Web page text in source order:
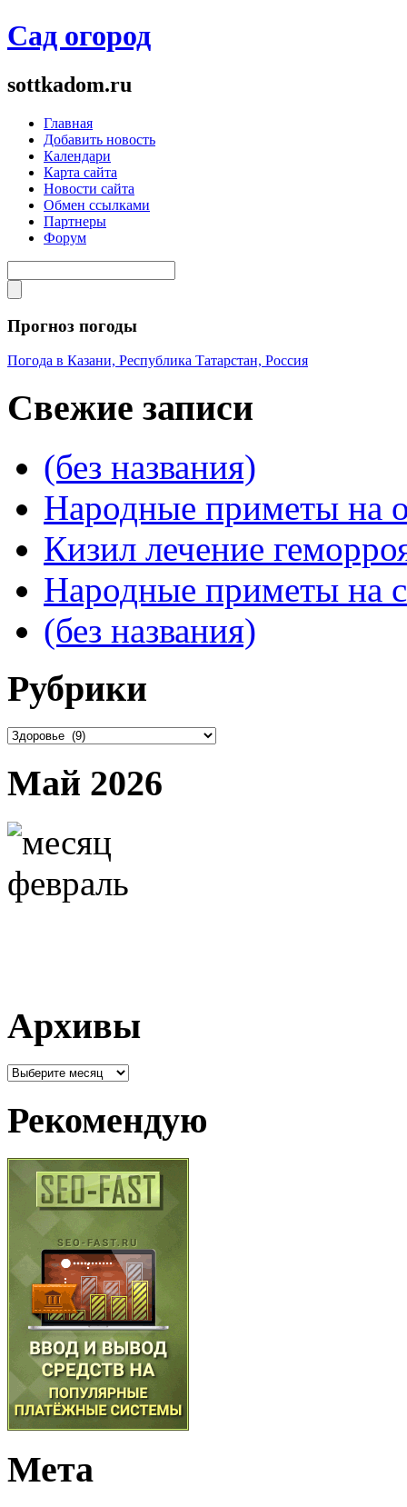
Сад огород
sottkadom.ru
Главная
Добавить новость
Календари
Карта сайта
Новости сайта
Обмен ссылками
Партнеры
Форум
Прогноз погоды
Погода в Казани, Республика Татарстан, Россия
Свежие записи
(без названия)
Народные приметы на
Кизил лечение
Народные приметы на
(без названия)
Рубрики
Рубрики
Май 2026
Архивы
Архивы
Рекомендую
Мета